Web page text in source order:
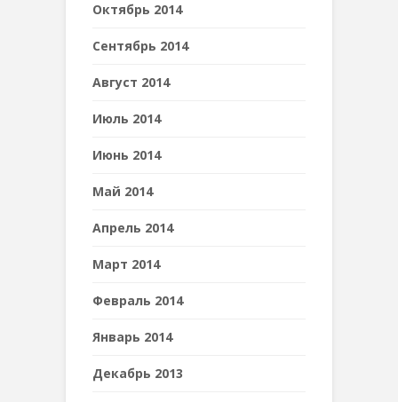
Октябрь 2014
Сентябрь 2014
Август 2014
Июль 2014
Июнь 2014
Май 2014
Апрель 2014
Март 2014
Февраль 2014
Январь 2014
Декабрь 2013